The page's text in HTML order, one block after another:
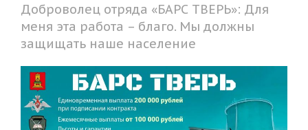
Доброволец отряда «БАРС ТВЕРЬ»: Для
меня эта работа – благо. Мы должны
защищать наше население